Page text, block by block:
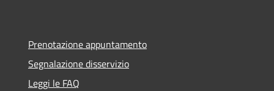
Prenotazione appuntamento
Segnalazione disservizio
Leggi le FAQ